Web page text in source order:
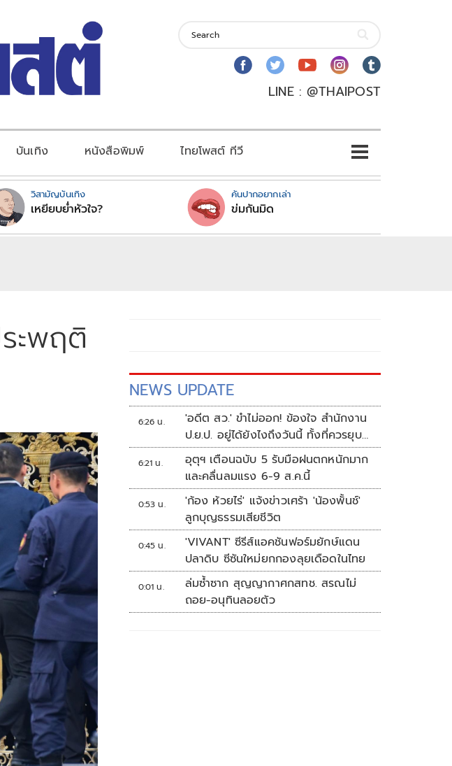
LINE : @THAIPOST
บันเทิง หนังสือพิมพ์ ไทยโพสต์ ทีวี
วิสามัญบันเทิง
เหยียบย่ำหัวใจ?
คันปากอยากเล่า
ข่มกันมิด
ะพฤติ
NEWS UPDATE
6:26 น.
'อดีต สว.' ขำไม่ออก! ข้องใจ สำนักงาน
ป.ย.ป. อยู่ได้ยังไงถึงวันนี้ ทั้งที่ควรยุบ
ตั้งแต่ปี 66
6:21 น.
อุตุฯ เตือนฉบับ 5 รับมือฝนตกหนักมาก
และคลื่นลมแรง 6-9 ส.ค.นี้
0:53 น.
'ก้อง ห้วยไร่' แจ้งข่าวเศร้า 'น้องพั้นช์'
ลูกบุญธรรมเสียชีวิต
0:45 น.
'VIVANT' ซีรีส์แอคชันฟอร์มยักษ์แดน
ปลาดิบ ซีซันใหม่ยกกองลุยเดือดในไทย
0:01 น.
ล่มซ้ำซาก สุญญากาศกสทช. สรณไม่
ถอย-อนุทินลอยตัว